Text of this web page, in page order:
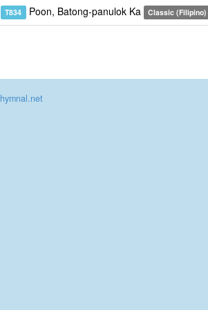
T834 Poon, Batong-panulok Ka Classic (Filipino)
hymnal.net